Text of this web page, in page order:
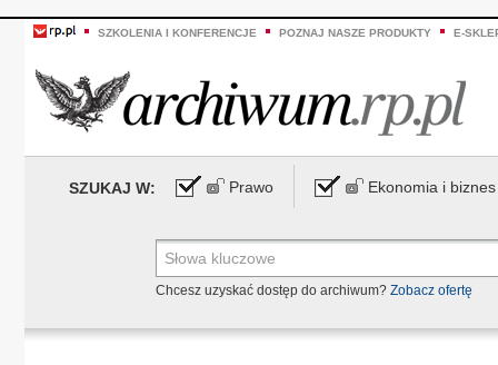
SZKOLENIA I KONFERENCJE POZNAJ NASZE PRODUKTY E-
SZUKAJ W: Prawo Ekonomia i biznes
Chcesz uzyskać dostęp do archiwum? Zobacz ofertę